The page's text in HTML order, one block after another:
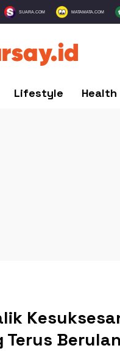
SUARA.COM MATAMATA.COM
Lifestyle Health
Terus